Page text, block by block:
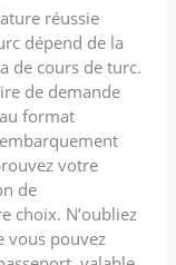
réussie
dépend de la
de cours de turc.
de demande
format
votre
de
choix. N’oubliez
vous pouvez